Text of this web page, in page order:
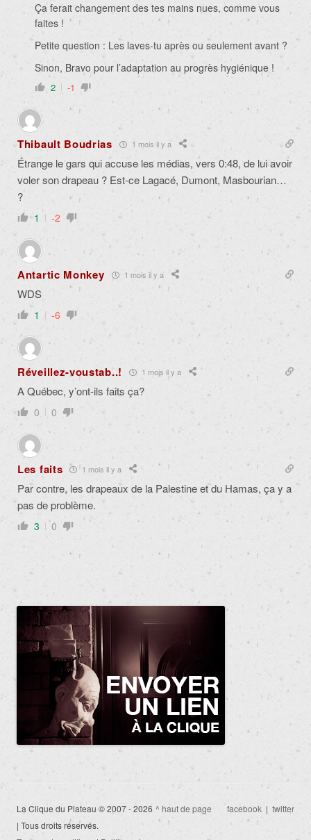
Ça ferait changement des tes mains nues, comme vous
faites !
Petite question : Les laves-tu après ou seulement avant ?
Sinon, Bravo pour l’adaptation au progrès hygiénique !
2 -1
Thibault Boudrias 1 mois il y a
Étrange le gars qui accuse les médias, vers 0:48, de lui avoir
voler son drapeau ? Est-ce Lagacé, Dumont, Masbourian…
?
1 -2
Antartic Monkey 1 mois il y a
WDS
1 -6
Réveillez-voustab..! 1 mois il y a
A Québec, y’ont-ils faits ça?
0 0
Les faits 1 mois il y a
Par contre, les drapeaux de la Palestine et du Hamas, ça y a
pas de problème.
3 0
La Clique du Plateau © 2007 - 2026
| Tous droits réservés.
^ haut de page facebook | twitter